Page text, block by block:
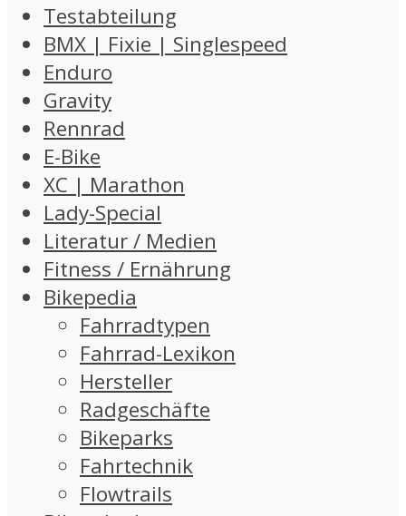
Testabteilung
BMX | Fixie | Singlespeed
Enduro
Gravity
Rennrad
E-Bike
XC | Marathon
Lady-Special
Literatur / Medien
Fitness / Ernährung
Bikepedia
Fahrradtypen
Fahrrad-Lexikon
Hersteller
Radgeschäfte
Bikeparks
Fahrtechnik
Flowtrails